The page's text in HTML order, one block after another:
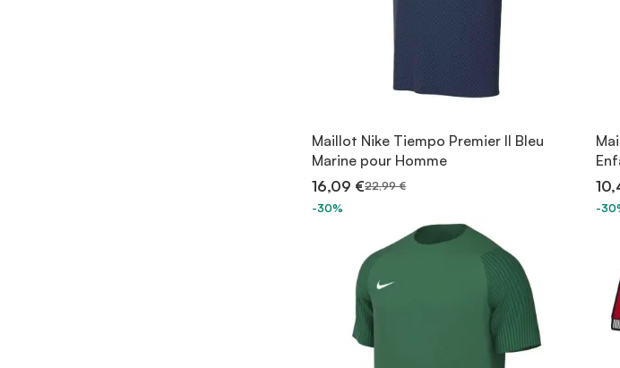
Maillot Nike Tiempo Premier II Bleu
Marine pour Homme
16,09 €22,99 €
-30%
-